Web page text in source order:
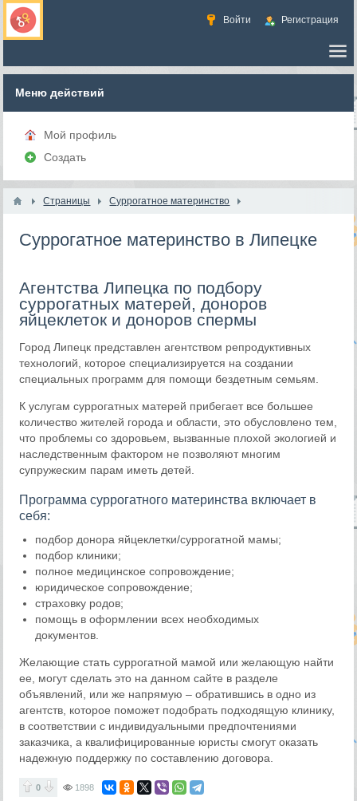
Войти Регистрация
Меню действий
Мой профиль
Создать
Страницы Суррогатное материнство
Суррогатное материнство в Липецке
Агентства Липецка по подбору
суррогатных матерей, доноров
яйцеклеток и доноров спермы
Город Липецк представлен агентством репродуктивных
технологий, которое специализируется на создании
специальных программ для помощи бездетным семьям.
К услугам суррогатных матерей прибегает все большее
количество жителей города и области, это обусловлено тем,
что проблемы со здоровьем, вызванные плохой экологией и
наследственным фактором не позволяют многим
супружеским парам иметь детей.
Программа суррогатного материнства включает в
себя:
подбор донора яйцеклетки/суррогатной мамы;
подбор клиники;
полное медицинское сопровождение;
юридическое сопровождение;
страховку родов;
помощь в оформлении всех необходимых
документов.
Желающие стать суррогатной мамой или желающую найти
ее, могут сделать это на данном сайте в разделе
объявлений, или же напрямую – обратившись в одно из
агентств, которое поможет подобрать подходящую клинику,
в соответствии с индивидуальными предпочтениями
заказчика, а квалифицированные юристы смогут оказать
надежную поддержку по составлению договора.
0 1898